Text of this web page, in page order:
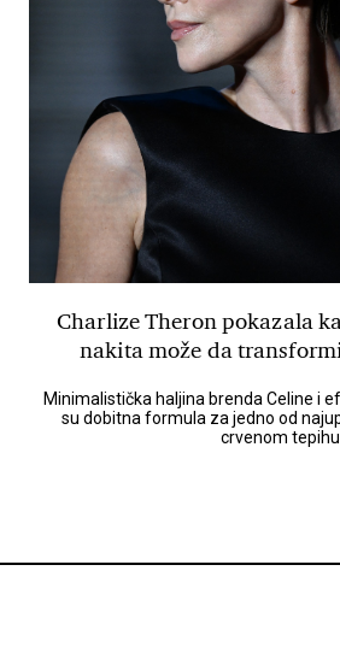
Charlize Theron pokazala
nakita može da
Minimalistička haljina brenda Celine i
su dobitna formula za jedno od
crvenom tepihu